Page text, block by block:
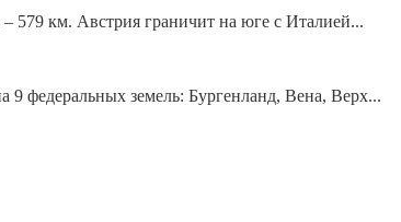
579 км. Австрия граничит на юге с Италией...
9 федеральных земель: Бургенланд, Вена, Верх...